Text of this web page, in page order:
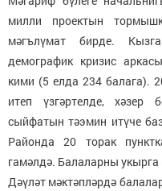
милли проектын
мәгълүмат бирде.
демографик кризис
кими (5 елда 234 балага).
итеп үзгәртелде,
сыйфатын тәэмин итүче
Районда 20 торак
гамәлдә. Балаларны
Дәүләт мәктәпләрдә